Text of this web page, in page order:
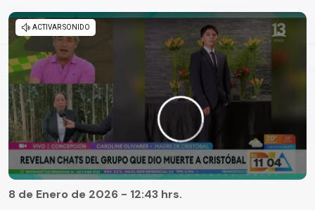
8 de Enero de 2026 - 12:43 hrs.